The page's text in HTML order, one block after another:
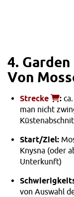
4.
Von
Strecke :
man nicht
Start/Ziel:
Knysna (oder
Unterkunft)
von Auswahl